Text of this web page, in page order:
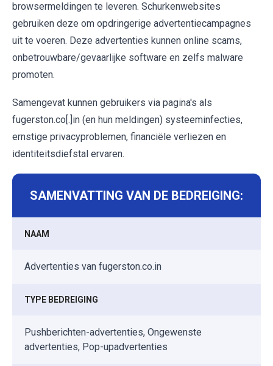
browsermeldingen te leveren. Schurkenwebsites
gebruiken deze om opdringerige advertentiecampagnes
uit te voeren. Deze advertenties kunnen online scams,
onbetrouwbare/gevaarlijke software en zelfs malware
promoten.
Samengevat kunnen gebruikers via pagina's als
fugerston.co[.]in (en hun meldingen) systeeminfecties,
ernstige privacyproblemen, financiële verliezen en
identiteitsdiefstal ervaren.
SAMENVATTING VAN DE BEDREIGING:
NAAM
Advertenties van fugerston.co.in
TYPE BEDREIGING
Pushberichten-advertenties, Ongewenste
advertenties, Pop-upadvertenties